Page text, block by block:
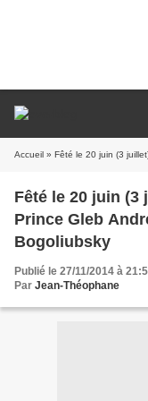
Accueil » Fêté le 20 juin (3 juillet) :
Fêté le 20 juin
Prince Gleb
Bogoliubsky
Publié le 27/11/2014 à
Par Jean-Théophane